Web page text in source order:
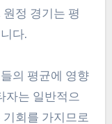
정 경기는 평
다.
의 평균에 영향
자는 일반적으
회를 가지므로